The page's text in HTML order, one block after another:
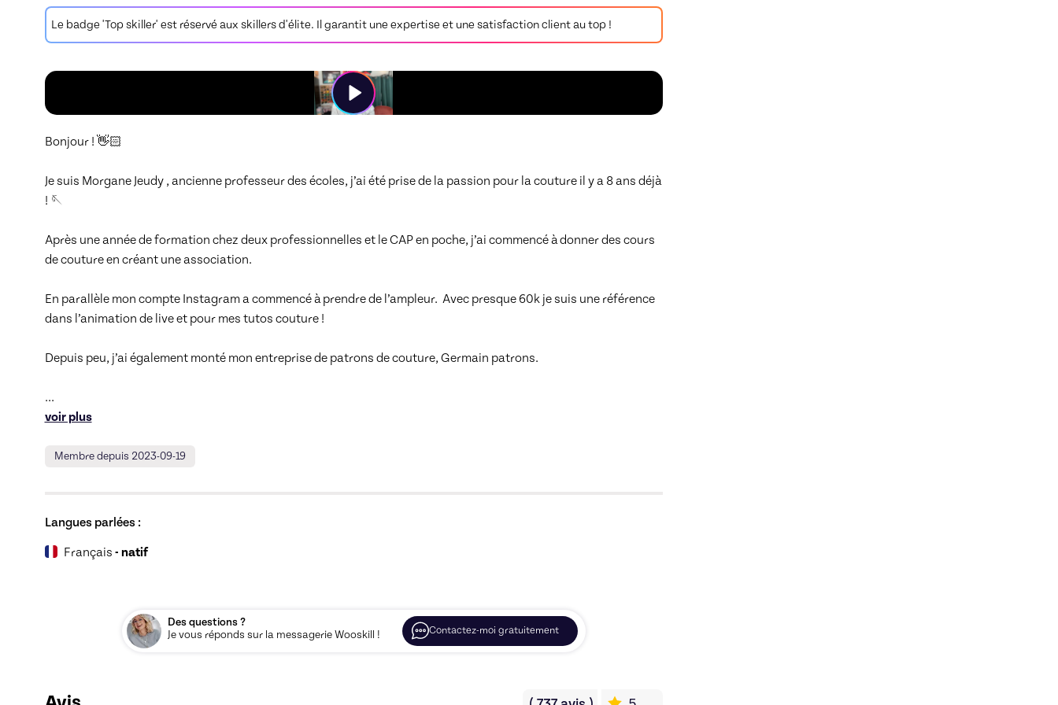
Le badge 'Top skiller' est réservé aux skillers d'élite. Il garantit une expertise et une satisfaction client au top !
Bonjour ! 👋🏻
Je suis Morgane Jeudy , ancienne professeur des écoles, j’ai été prise de la passion pour la couture il y a 8 ans déjà
! 🪡
Après une année de formation chez deux professionnelles et le CAP en poche, j’ai commencé à donner des cours
de couture en créant une association.
En parallèle mon compte Instagram a commencé à prendre de l’ampleur.  Avec presque 60k je suis une référence
dans l’animation de live et pour mes tutos couture !
Depuis peu, j’ai également monté mon entreprise de patrons de couture, Germain patrons.
...
voir plus
Membre depuis 2023-09-19
Langues parlées :
Français - natif
Des questions ?
Je vous réponds sur la messagerie Wooskill !
Contactez-moi gratuitement